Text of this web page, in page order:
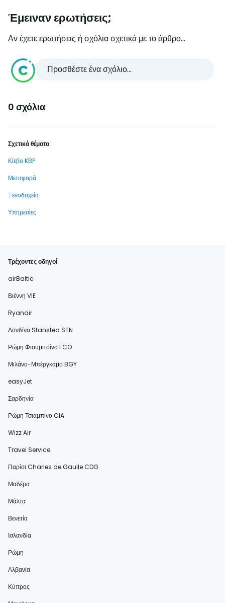
Έμειναν ερωτήσεις;
Αν έχετε ερωτήσεις ή σχόλια σχετικά με το άρθρο...
Προσθέστε ένα σχόλιο...
0 σχόλια
Σχετικά θέματα
Κίεβο KBP
Μεταφορά
Ξενοδοχεία
Υπηρεσίες
Τρέχοντες οδηγοί
airBaltic
Βιέννη VIE
Ryanair
Λονδίνο Stansted STN
Ρώμη Φιουμιτσίνο FCO
Μιλάνο-Μπέργκαμο BGY
easyJet
Σαρδηνία
Ρώμη Τσιαμπίνο CIA
Wizz Air
Travel Service
Παρίσι Charles de Gaulle CDG
Μαδέρα
Μάλτα
Βενετία
Ισλανδία
Ρώμη
Αλβανία
Κύπρος